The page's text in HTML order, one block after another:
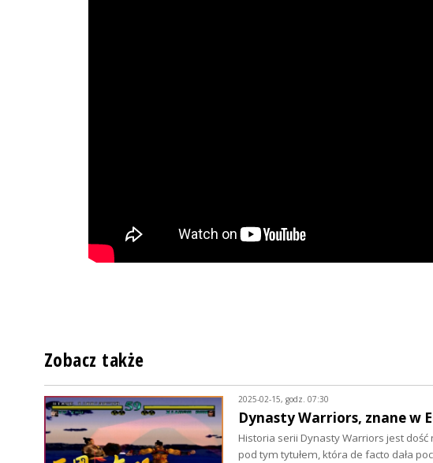
Zobacz także
2025-02-15, godz. 07:30
Dynasty Warriors, znane w
Historia serii Dynasty Warriors jest
pod tym tytułem, która de facto dała